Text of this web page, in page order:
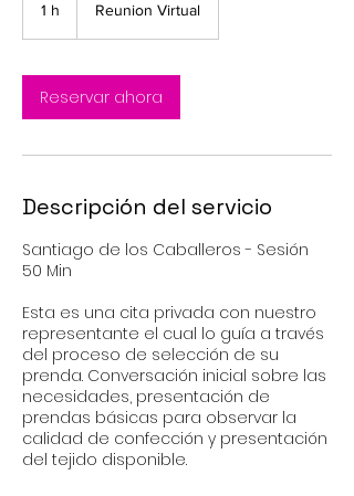
1 h Reunion Virtual
Reservar ahora
Descripción del servicio
Santiago de los Caballeros - Sesión
50 Min
Esta es una cita privada con nuestro
representante el cual lo guía a través
del proceso de selección de su
prenda. Conversación inicial sobre las
necesidades, presentación de
prendas básicas para observar la
calidad de confección y presentación
del tejido disponible.